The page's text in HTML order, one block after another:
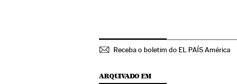
Receba o boletim do EL PAÍS América
ARQUIVADO EM